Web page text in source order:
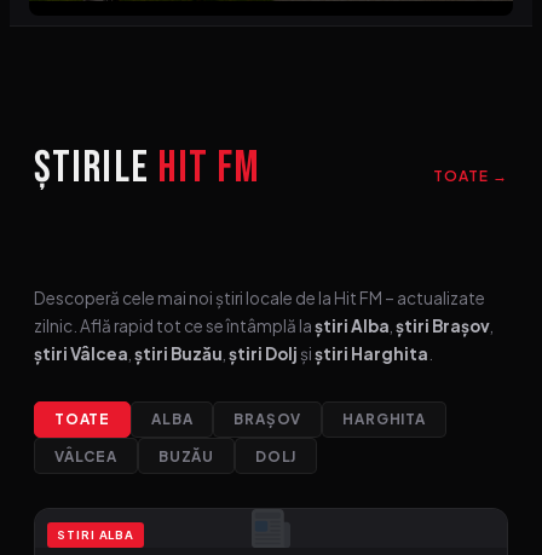
Știrile HIT FM TOATE →
Descoperă cele mai noi știri locale de la Hit FM – actualizate
zilnic. Află rapid tot ce se întâmplă laștiri Alba știri Brașov
știri Vâlcea știri Buzău știri Dolj șiștiri Harghita
TOATE ALBA BRAȘOV HARGHITA
VÂLCEA BUZĂU DOLJ
STIRI ALBA